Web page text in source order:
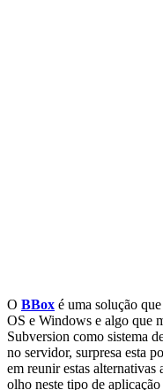
O BBox é uma solução
OS e Windows e algo que
Subversion como sistema
no servidor, surpresa esta
em reunir estas alternativas
olho neste tipo de